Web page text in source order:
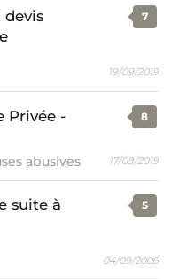
7
19/09/2019
Privée -
abusives
8
17/09/2019
suite à
5
04/09/2008